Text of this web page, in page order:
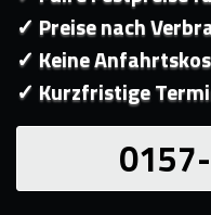
✓ Preise nach
✓ Keine
✓ Kurzfristige